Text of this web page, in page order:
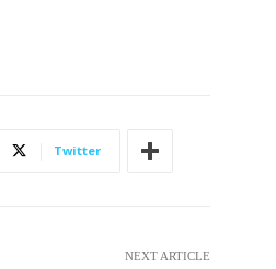
Twitter
NEXT ARTICLE